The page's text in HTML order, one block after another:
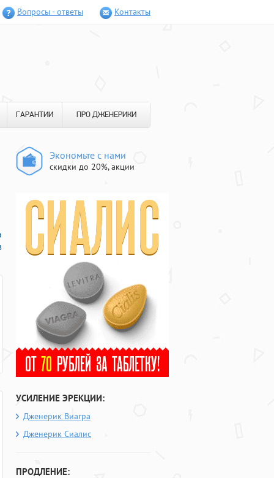
Вопросы - ответы Контакты
ГАРАНТИИ ПРО ДЖЕНЕРИКИ
Экономьте с нами
скидки до 20%, акции
УСИЛЕНИЕ ЭРЕКЦИИ:
Дженерик Виагра
Дженерик Сиалис
ПРОДЛЕНИЕ: